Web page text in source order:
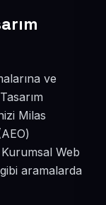
ve
Milas
Web
aramalarda